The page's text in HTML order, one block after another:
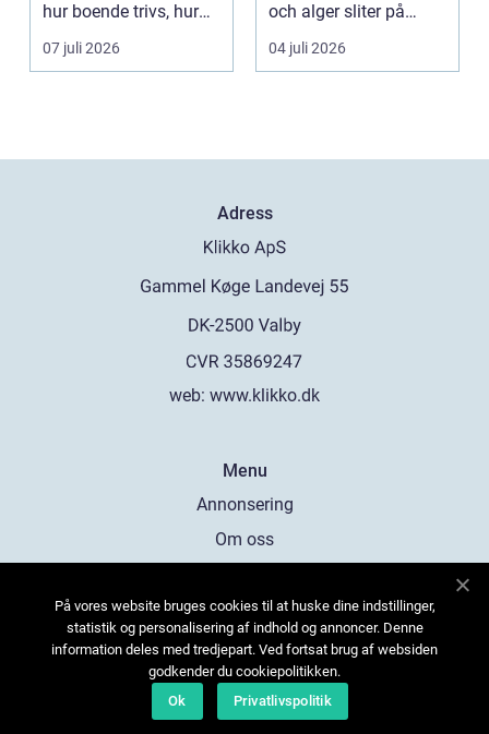
hur boende trivs, hur
besöka...
07 juli 2026
och alger sliter på
materialen och ka...
04 juli 2026
Adress
web: www.klikko.dk
Menu
Annonsering
Om oss
Kontakta oss
Sitemap
På vores website bruges cookies til at huske dine indstillinger,
statistik og personalisering af indhold og annoncer. Denne
information deles med tredjepart. Ved fortsat brug af websiden
godkender du cookiepolitikken.
Ok
Privatlivspolitik